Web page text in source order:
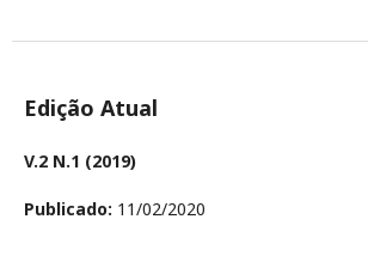
Edição Atual
V.2 N.1 (2019)
Publicado: 11/02/2020